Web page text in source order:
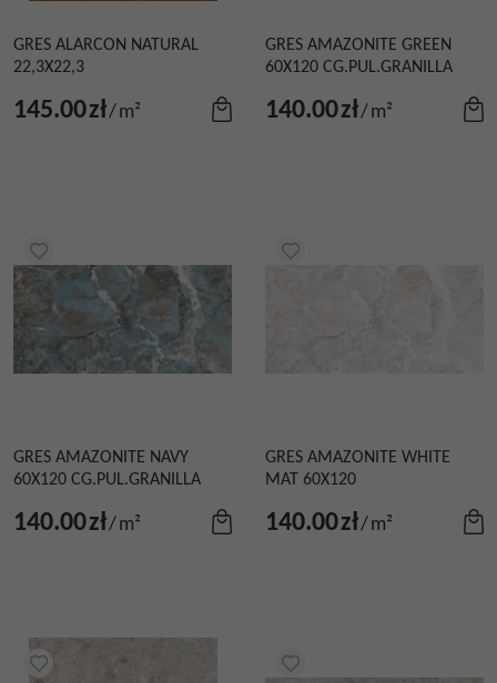
GRES ALARCON NATURAL
22,3X22,3
145.00zł/m²
GRES AMAZONITE GREEN
60X120 CG.PUL.GRANILLA
140.00zł/m²
GRES AMAZONITE NAVY
60X120 CG.PUL.GRANILLA
140.00zł/m²
GRES AMAZONITE WHITE
MAT 60X120
140.00zł/m²